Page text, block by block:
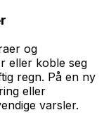
og
eller koble seg
regn. På en ny
eller
varsler.